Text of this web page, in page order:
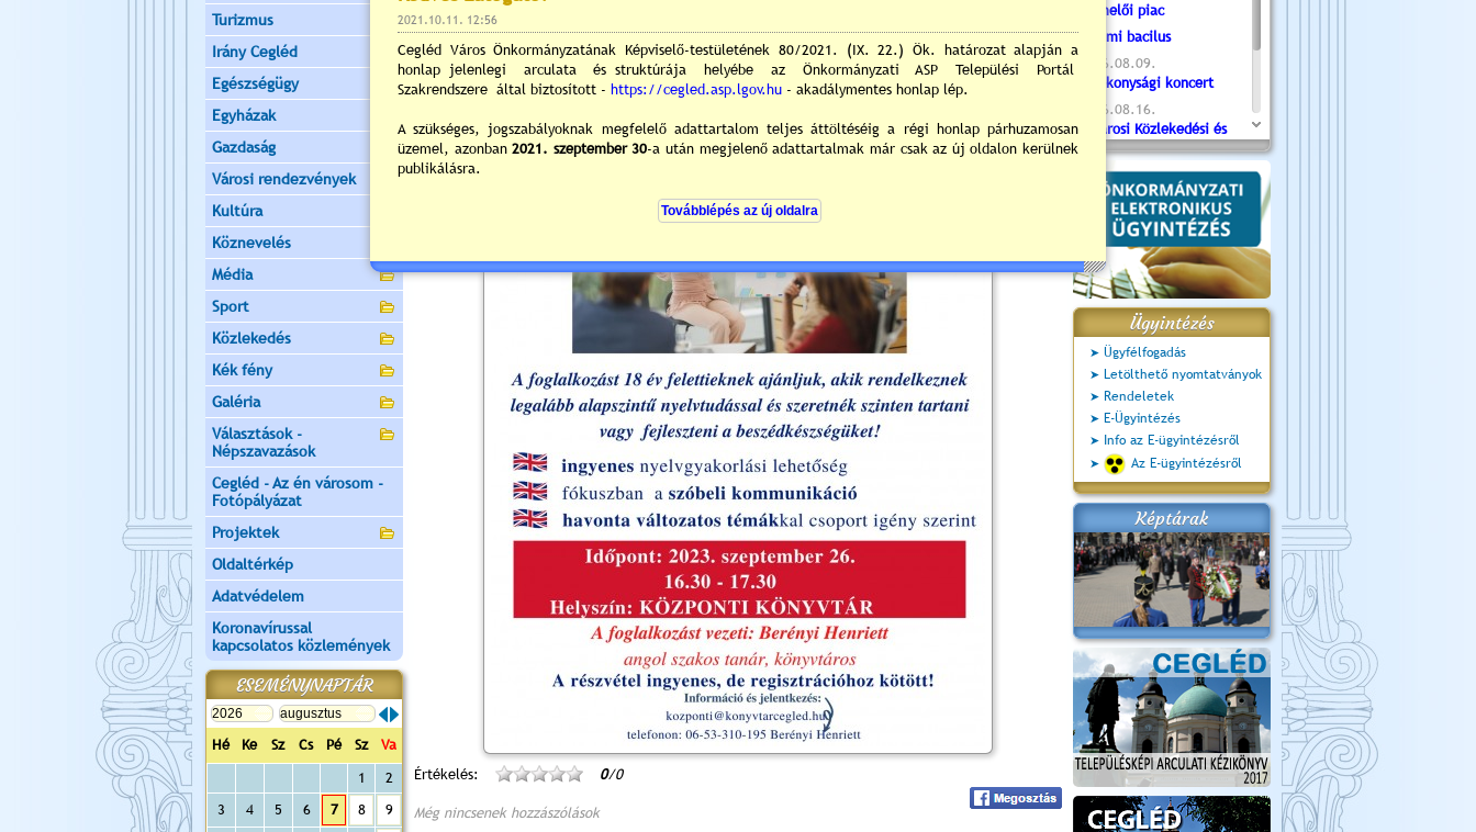
Turizmus
Irány Cegléd
Egészségügy
Egyházak
Gazdaság
Városi rendezvények
Kultúra
Köznevelés
Média
Sport
Közlekedés
Kék fény
Galéria
Választások -
Népszavazások
Cegléd - Az én városom -
Fotópályázat
Projektek
Oldaltérkép
Adatvédelem
Koronavírussal
kapcsolatos közlemények
ESEMÉNYNAPTÁR
Hé Ke Sz Cs Pé Sz
Va
1
2
3
4 5 6 7 8 9
Értékelés: 0/0
Még nincsenek hozzászólások
termelői piac
Valami bacilus
2026.08.09.
Jótékonysági koncert
2026.08.16.
Újvárosi Közlekedési és
Sportnap
2026.08.19.
Ceglédi fotóklub kiállítás
2026.08.20.
Szent István Ünnepe
Ügyintézés
Ügyfélfogadás
Letölthető nyomtatványok
Rendeletek
E-Ügyintézés
Info az E-ügyintézésről
Az E-ügyintézésről
Képtárak